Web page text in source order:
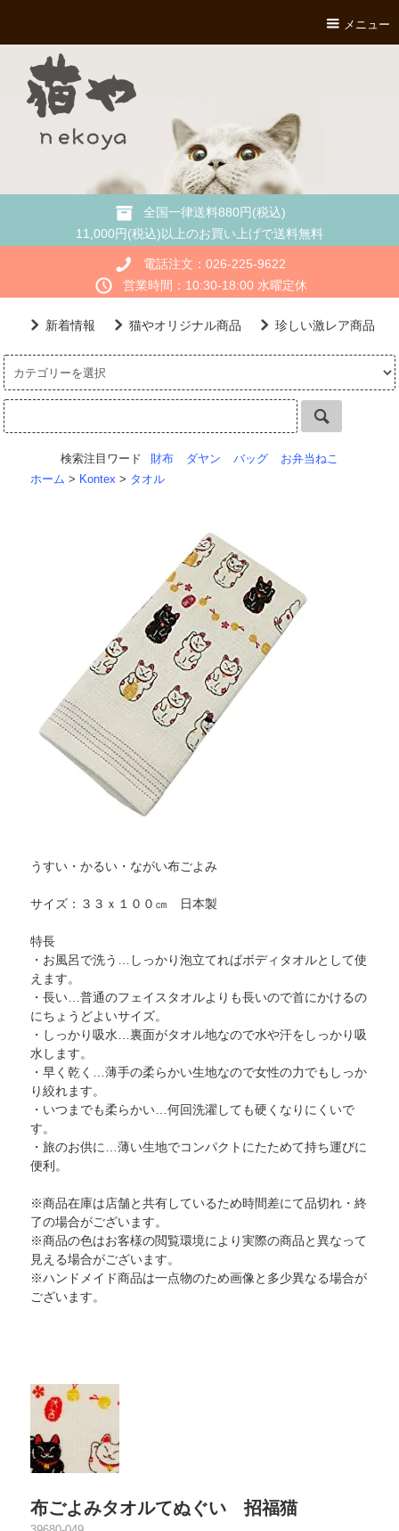
メニュー
全国一律送料880円(税込)
11,000円(税込)以上のお買い上げで送料無料
電話注文：026-225-9622
営業時間：10:30-18:00 水曜定休
新着情報 猫やオリジナル商品 珍しい激レア商品
検索注目ワード 財布 ダヤン バッグ
お弁当ねこ
ホーム > Kontex > タオル
うすい・かるい・ながい布ごよみ
サイズ：３３ｘ１００㎝ 日本製
特長
・お風呂で洗う…しっかり泡立てればボディタオルとして使
えます。
・長い…普通のフェイスタオルよりも長いので首にかけるの
にちょうどよいサイズ。
・しっかり吸水…裏面がタオル地なので水や汗をしっかり吸
水します。
・早く乾く…薄手の柔らかい生地なので女性の力でもしっか
り絞れます。
・いつまでも柔らかい…何回洗濯しても硬くなりにくいで
す。
・旅のお供に…薄い生地でコンパクトにたためて持ち運びに
便利。
※商品在庫は店舗と共有しているため時間差にて品切れ・終
了の場合がございます。
※商品の色はお客様の閲覧環境により実際の商品と異なって
見える場合がございます。
※ハンドメイド商品は一点物のため画像と多少異なる場合が
ございます。
布ごよみタオルてぬぐい 招福猫